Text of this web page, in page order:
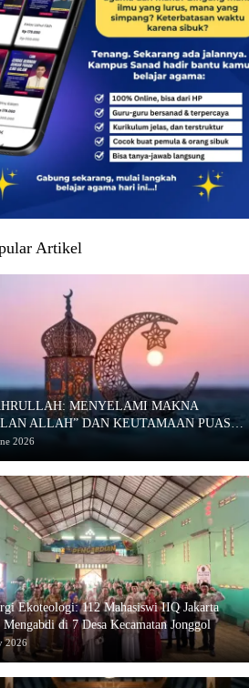
Artikel
MENYELAMI MAKNA
ALLAH” DAN KEUTAMAAN PUASA
2026
Ekoteologi: 112 Mahasiswi IIQ Jakarta
Mengabdi di 7 Desa Kecamatan Jonggol
2026